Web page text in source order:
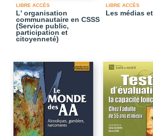
LIBRE ACCÈS
L' organisation
communautaire en CSSS
(Service public,
participation et
citoyenneté)
LIBRE ACCÈS
Les médias